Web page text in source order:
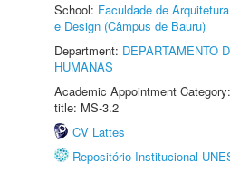
School: Faculdade de
e Design (Câmpus de Bauru)
Department: DEPARTAMENTO
HUMANAS
Academic Appointment
title: MS-3.2
CV Lattes
Repositório Institucional